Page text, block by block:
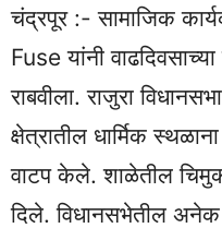
चंद्रपूर :- सामाजिक
Fuse यांनी
राबवीला. राजुरा
क्षेत्रातील धार्मिक
वाटप केले. शाळेतील
दिले. विधानसभेतील अनेक